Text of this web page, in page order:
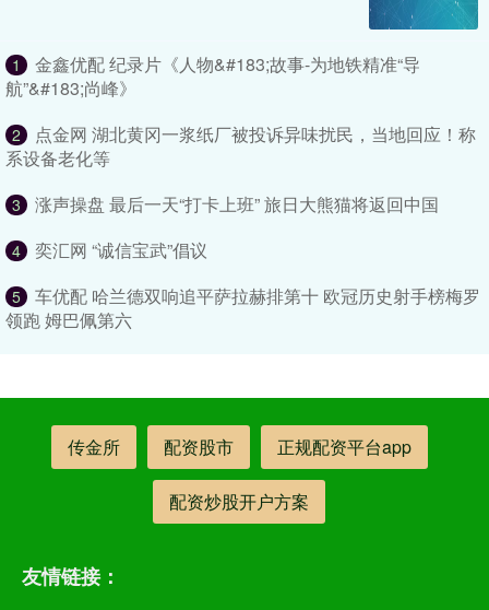
1
金鑫优配 纪录片《人物&#183;故事-为地铁精准“导
航”&#183;尚峰》
2
点金网 湖北黄冈一浆纸厂被投诉异味扰民，当地回应！称
系设备老化等
3 涨声操盘 最后一天“打卡上班” 旅日大熊猫将返回中国
4 奕汇网 “诚信宝武”倡议
5
车优配 哈兰德双响追平萨拉赫排第十 欧冠历史射手榜梅罗
领跑 姆巴佩第六
传金所 配资股市 正规配资平台app
配资炒股开户方案
友情链接：